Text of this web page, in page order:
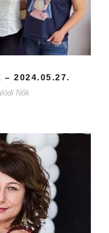
– 2024.05.27.
Nők